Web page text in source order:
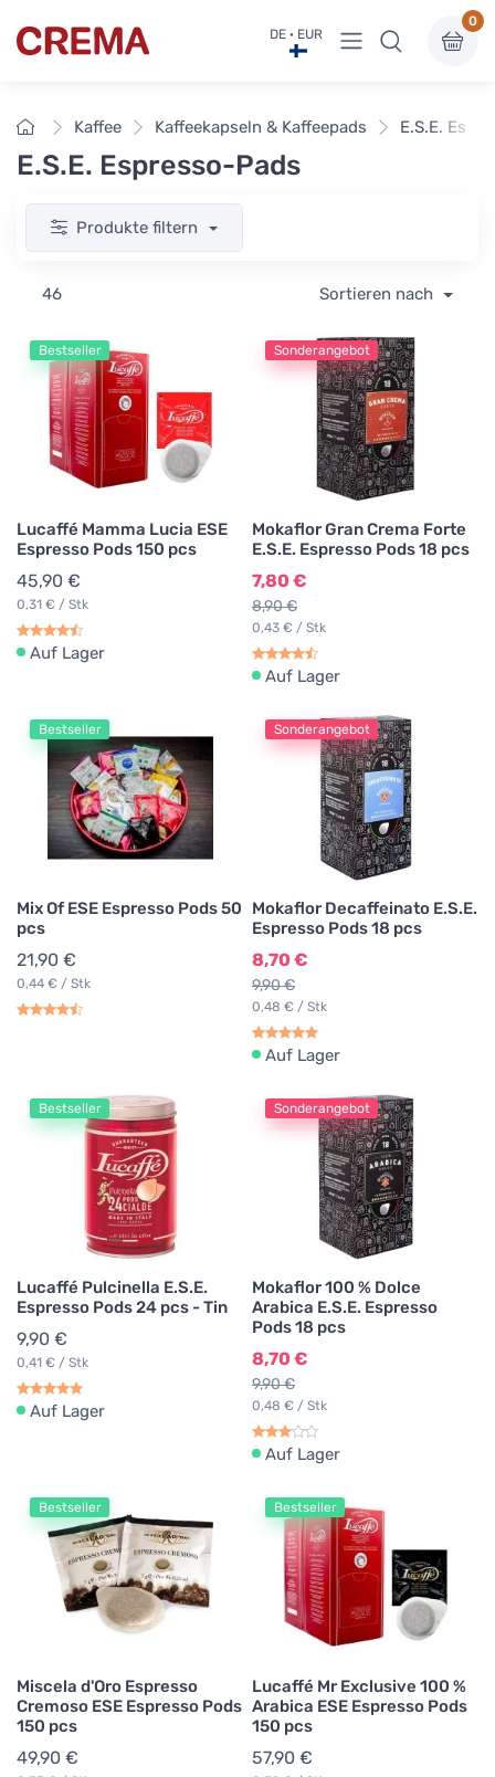
Crema DE · EUR Menü anzeigen
0
Startseite
Kaffee Kaffeekapseln & Kaffeepads E.S.E.
E.S.E. Espresso-Pads
Produkte filtern
46 Sortieren nach
Bestseller
Lucaffé Mamma Lucia ESE
Espresso Pods 150 pcs
45,90 €
0,31 € / Stk
Auf Lager
Sonderangebot
Mokaflor Gran Crema Forte
E.S.E. Espresso Pods 18 pcs
7,80 €
8,90 €
0,43 € / Stk
Auf Lager
Bestseller
Mix Of ESE Espresso Pods 50
pcs
21,90 €
0,44 € / Stk
Sonderangebot
Mokaflor Decaffeinato E.S.E.
Espresso Pods 18 pcs
8,70 €
9,90 €
0,48 € / Stk
Auf Lager
Bestseller
Lucaffé Pulcinella E.S.E.
Espresso Pods 24 pcs - Tin
9,90 €
0,41 € / Stk
Auf Lager
Sonderangebot
Mokaflor 100 % Dolce
Arabica E.S.E. Espresso
Pods 18 pcs
8,70 €
9,90 €
0,48 € / Stk
Auf Lager
Bestseller
Miscela d'Oro Espresso
Cremoso ESE Espresso Pods
150 pcs
49,90 €
Bestseller
Lucaffé Mr Exclusive 100 %
Arabica ESE Espresso Pods
150 pcs
57,90 €